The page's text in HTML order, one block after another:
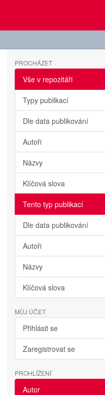
PROCHÁZET
Vše v repozitáři
Typy publikací
Dle data publikování
Autoři
Názvy
Klíčová slova
Tento typ publikací
Dle data publikování
Autoři
Názvy
Klíčová slova
MŮJ ÚČET
Přihlásit se
Zaregistrovat se
PROHLÍŽENÍ
Autor